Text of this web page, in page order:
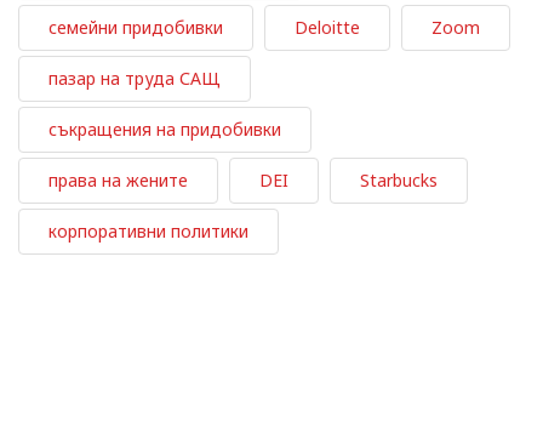
семейни придобивки Deloitte Zoom
пазар на труда САЩ
съкращения на придобивки
права на жените DEI Starbucks
корпоративни политики